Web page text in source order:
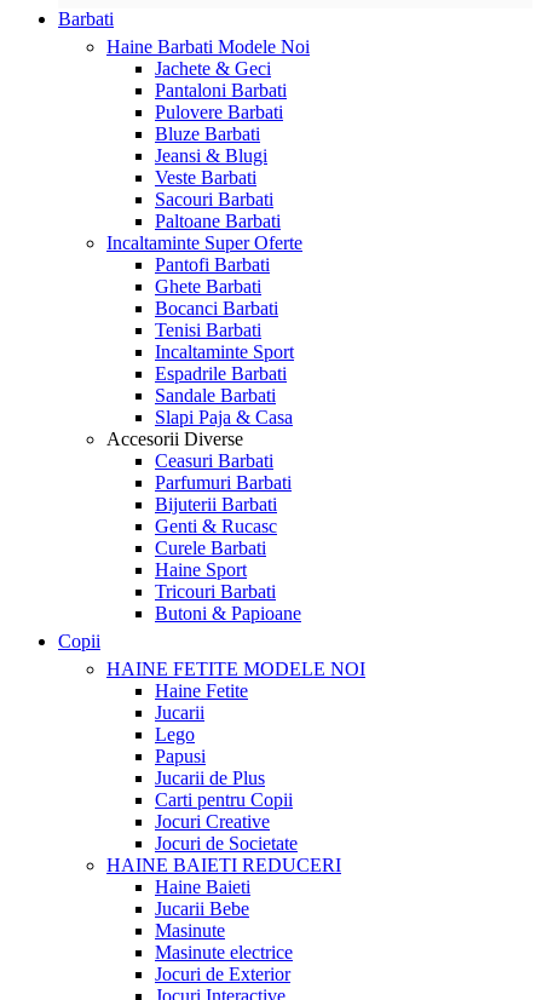
Barbati
Haine Barbati Modele Noi
Jachete & Geci
Pantaloni Barbati
Pulovere Barbati
Bluze Barbati
Jeansi & Blugi
Veste Barbati
Sacouri Barbati
Paltoane Barbati
Incaltaminte Super Oferte
Pantofi Barbati
Ghete Barbati
Bocanci Barbati
Tenisi Barbati
Incaltaminte Sport
Espadrile Barbati
Sandale Barbati
Slapi Paja & Casa
Accesorii Diverse
Ceasuri Barbati
Parfumuri Barbati
Bijuterii Barbati
Genti & Rucasc
Curele Barbati
Haine Sport
Tricouri Barbati
Butoni & Papioane
Copii
HAINE FETITE MODELE NOI
Haine Fetite
Jucarii
Lego
Papusi
Jucarii de Plus
Carti pentru Copii
Jocuri Creative
Jocuri de Societate
HAINE BAIETI REDUCERI
Haine Baieti
Jucarii Bebe
Masinute
Masinute electrice
Jocuri de Exterior
Jocuri Interactive